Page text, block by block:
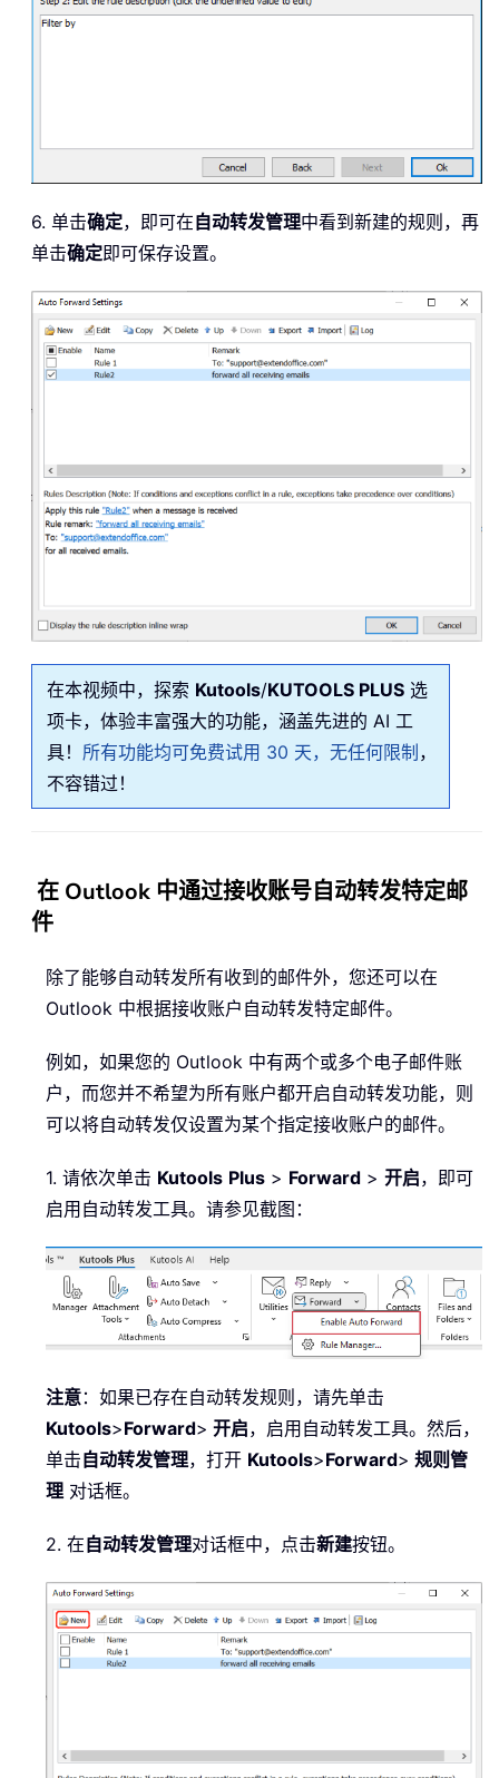
6. 单击确定，即可在自动转发管理中看到新建的规则，再
单击确定即可保存设置。
在本视频中，探索 Kutools/KUTOOLS PLUS 选
项卡，体验丰富强大的功能，涵盖先进的 AI 工
具！ 所有功能均可免费试用 30 天，无任何限制 ，
不容错过！
在 Outlook 中通过接收账号自动转发特定邮
件
除了能够自动转发所有收到的邮件外，您还可以在
Outlook 中根据接收账户自动转发特定邮件。
例如，如果您的 Outlook 中有两个或多个电子邮件账
户，而您并不希望为所有账户都开启自动转发功能，则
可以将自动转发仅设置为某个指定接收账户的邮件。
1. 请依次单击 Kutools Plus > Forward > 开启，即可
启用自动转发工具。请参见截图：
注意：如果已存在自动转发规则，请先单击
Kutools>Forward> 开启，启用自动转发工具。然后，
单击自动转发管理，打开 Kutools>Forward> 规则管
理 对话框。
2. 在自动转发管理对话框中，点击新建按钮。